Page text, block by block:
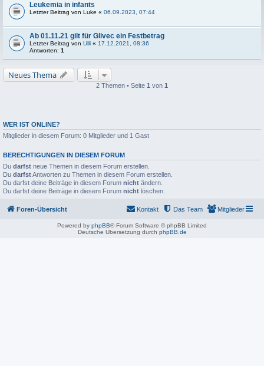
Leukemia in infants
Letzter Beitrag von Luke « 06.09.2023, 07:44
Ab 01.11.21 gilt für Glivec ein Festbetrag
Letzter Beitrag von Ulli « 17.12.2021, 08:36
Antworten: 1
Neues Thema
2 Themen • Seite 1 von 1
WER IST ONLINE?
Mitglieder in diesem Forum: 0 Mitglieder und 1 Gast
BERECHTIGUNGEN IN DIESEM FORUM
Du darfst neue Themen in diesem Forum erstellen.
Du darfstAntworten zu Themen in diesem Forum erstellen.
Du darfst deine Beiträge in diesem Forum nicht ändern.
Du darfst deine Beiträge in diesem Forum nicht löschen.
Foren-Übersicht Mitglieder
Das Team
Kontakt
Powered by phpBB® Forum Software © phpBB Limited
Deutsche Übersetzung durch phpBB.de